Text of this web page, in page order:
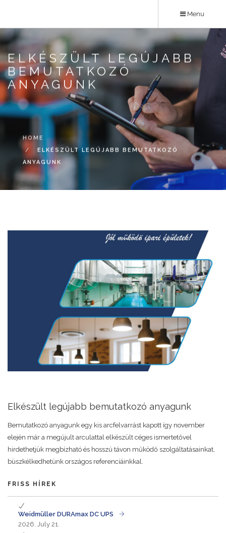
main
content
Menu
ELKÉSZÜLT LEGÚJABB
BEMUTATKOZÓ
ANYAGUNK
HOME
ELKÉSZÜLT LEGÚJABB BEMUTATKOZÓ
ANYAGUNK
Elkészült legújabb bemutatkozó anyagunk
Bemutatkozó anyagunk egy kis arcfelvarrást kapott így november
elején már a megújult arculattal elkészült céges ismertetővel
hirdethetjük megbízható és hosszú távon működő szolgáltatásainkat,
büszkélkedhetünk országos referenciáinkkal.
FRISS HÍREK
Weidmüller DURAmax DC UPS
2026. July 21.